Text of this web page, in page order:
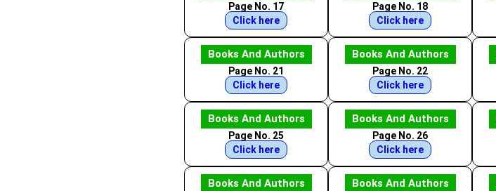
Page No. 17
Click here
Page No. 18
Click here
Books And Authors
Page No. 21
Click here
Books And Authors
Page No. 22
Click here
Books And Authors
Page No. 25
Click here
Books And Authors
Page No. 26
Click here
Books And Authors Books And Authors